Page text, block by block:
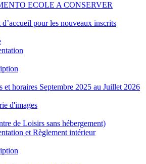
ECOLE A CONSERVER
pour les nouveaux inscrits
et horaires Septembre 2025 au Juillet 2026
d'images
de Loisirs sans hébergement)
et Règlement intérieur